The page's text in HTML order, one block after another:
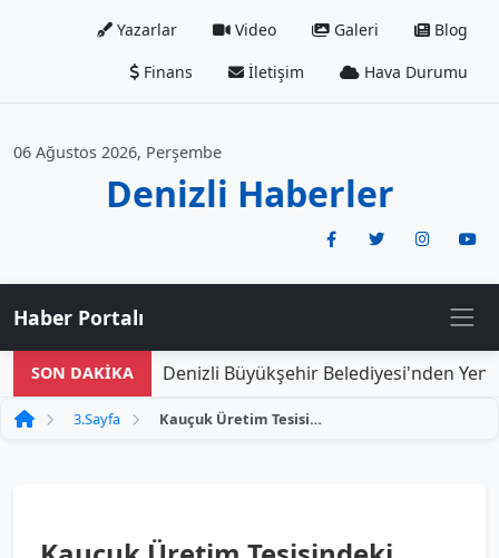
Yazarlar Video Galeri
Blog
Finans
İletişim Hava Durumu
06 Ağustos 2026, Perşembe
Denizli Haberler
Haber Portalı
SON DAKİKA Denizli Büyükşehir Belediyesi'nden Yeni
3.Sayfa Kauçuk Üretim Tesisindeki Yangının Görüntüleri Ortaya Çıktı